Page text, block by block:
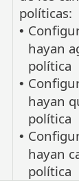
políticas:
•
hayan
política
•
hayan
política
•
hayan
política